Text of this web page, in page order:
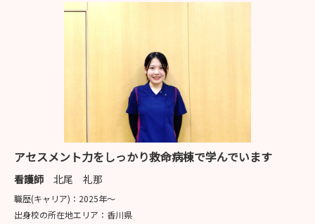
アセスメント力をしっかり救命病棟で学んでいます
看護師 北尾 礼那
職歴(キャリア)： 2025年〜
出身校の所在地エリア： 香川県